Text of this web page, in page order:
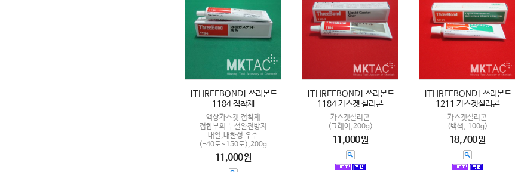
[THREEBOND] 쓰리본드
1184 접착제
액상가스켓 접착제
접합부의 누설완전방지
내열,내한성 우수
(-40도~150도),200g
11,000원
[THREEBOND] 쓰리본드
1184 가스켓 실리콘
가스켓실리콘
(그레이,200g)
11,000원
[THREEBOND] 쓰리본드
1211 가스켓실리콘
가스켓실리콘
(백색, 100g)
18,700원